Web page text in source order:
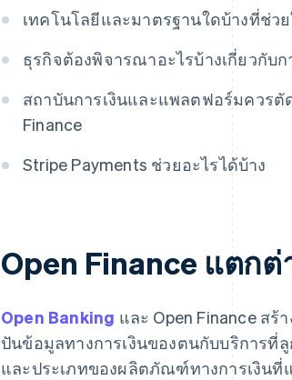
เทคโนโลยีและมาตรฐานใดบ้างที่ช่วย
ธุรกิจต้องพิจารณาอะไรบ้างเกี่ยวกับ
สถาบันการเงินและแพลตฟอร์มควรตั
Finance
Stripe Payments ช่วยอะไรได้บ้าง
Open Finance แตกต่
Open Banking และ Open Finance ส
ปันข้อมูลทางการเงินของตนกับบริการที่
และประเภทของผลิตภัณฑ์ทางการเงินที่